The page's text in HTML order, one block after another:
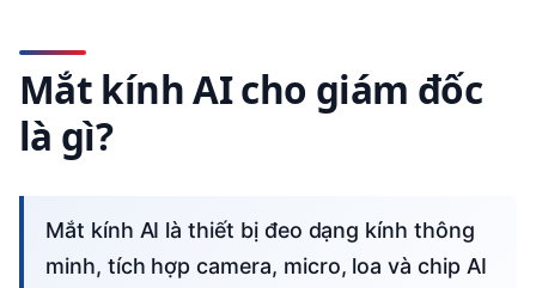
Mắt kính AI cho giám đốc
là gì?
Mắt kính AI là thiết bị đeo dạng kính thông
minh, tích hợp camera, micro, loa và chip AI